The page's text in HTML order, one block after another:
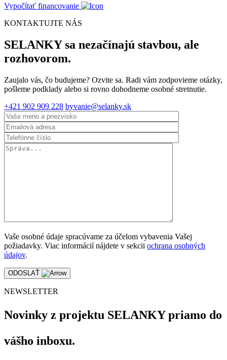
Vypočítať financovanie
KONTAKTUJTE NÁS
SELANKY sa nezačínajú stavbou, ale
rozhovorom.
Zaujalo vás, čo budujeme? Ozvite sa. Radi vám zodpovieme otázky,
pošleme podklady alebo si rovno dohodneme osobné stretnutie.
+421 902 909 228 byvanie@selanky.sk
Vaše osobné údaje spracúvame za účelom vybavenia Vašej
požiadavky. Viac informácií nájdete v sekcii ochrana osobných
údajov.
ODOSLAŤ
NEWSLETTER
Novinky z projektu SELANKY priamo do
vášho inboxu.